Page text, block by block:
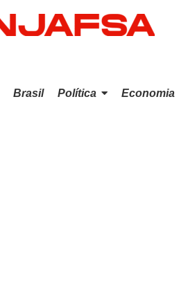
Brasil Política Economia